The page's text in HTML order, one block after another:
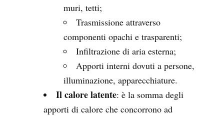
muri, tetti;
Trasmissione attraverso
componenti opachi e trasparenti;
Infiltrazione di aria esterna;
Apporti interni dovuti a persone,
illuminazione, apparecchiature.
Il calore latente: è la somma degli
apporti di calore che concorrono ad